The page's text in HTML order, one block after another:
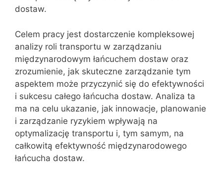
dostaw.
Celem pracy jest dostarczenie kompleksowej
analizy roli transportu w zarządzaniu
międzynarodowym łańcuchem dostaw oraz
zrozumienie, jak skuteczne zarządzanie tym
aspektem może przyczynić się do efektywności
i sukcesu całego łańcucha dostaw. Analiza ta
ma na celu ukazanie, jak innowacje, planowanie
i zarządzanie ryzykiem wpływają na
optymalizację transportu i, tym samym, na
całkowitą efektywność międzynarodowego
łańcucha dostaw.